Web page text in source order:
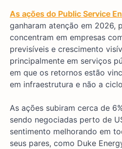
As ações do Public Service
ganharam atenção em 2026,
concentram em empresas
previsíveis e crescimento
principalmente em serviços
em que os retornos estão
em infraestrutura e não a
As ações subiram cerca de
sendo negociadas perto de
sentimento melhorando em
seus pares, como Duke